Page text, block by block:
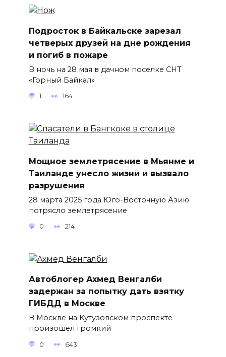
Подросток в Байкальске зарезал
четверых друзей на дне рождения
и погиб в пожаре
В ночь на 28 мая в дачном поселке СНТ
«Горный Байкал»
1 164
Мощное землетрясение в Мьянме и
Таиланде унесло жизни и вызвало
разрушения
28 марта 2025 года Юго-Восточную Азию
потрясло землетрясение
0 214
Автоблогер Ахмед Венгалби
задержан за попытку дать взятку
ГИБДД в Москве
В Москве на Кутузовском проспекте
произошел громкий
0 643